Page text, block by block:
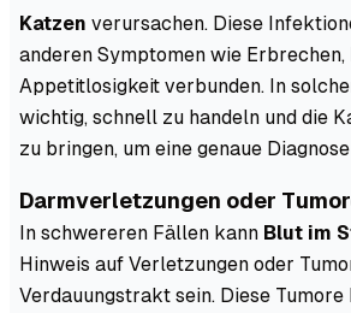
Katzen verursachen. Diese
anderen Symptomen wie Erbrechen,
Appetitlosigkeit verbunden. In
wichtig, schnell zu handeln und die
zu bringen, um eine genaue
Darmverletzungen oder
In schwereren Fällen kann Blut im
Hinweis auf Verletzungen oder
Verdauungstrakt sein. Diese